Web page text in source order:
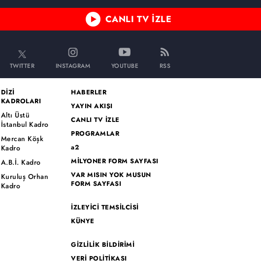
CANLI TV İZLE
TWITTER INSTAGRAM YOUTUBE RSS
DİZİ
KADROLARI
Altı Üstü
İstanbul Kadro
Mercan Köşk
Kadro
A.B.İ. Kadro
Kuruluş Orhan
Kadro
HABERLER
YAYIN AKIŞI
CANLI TV İZLE
PROGRAMLAR
a2
MİLYONER FORM SAYFASI
VAR MISIN YOK MUSUN
FORM SAYFASI
İZLEYİCİ TEMSİLCİSİ
KÜNYE
GİZLİLİK BİLDİRİMİ
VERİ POLİTİKASI